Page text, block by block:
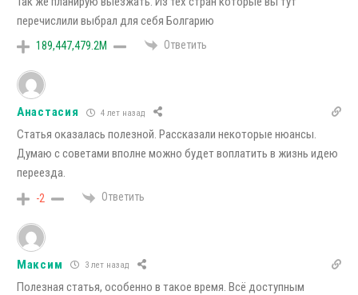
перечислили выбрал для себя Болгарию
189,447,479.2M Ответить
Анастасия 4 лет назад
Статья оказалась полезной. Рассказали некоторые нюансы.
Думаю с советами вполне можно будет воплатить в жизнь идею
переезда.
-2 Ответить
Максим 3 лет назад
Полезная статья, особенно в такое время. Всё доступным